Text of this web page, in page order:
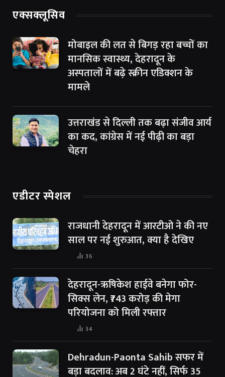
एक्सक्लूसिव
मोबाइल की लत से बिगड़ रहा बच्चों का
मानसिक स्वास्थ्य, देहरादून के
अस्पतालों में बढ़े स्क्रीन एडिक्शन के
मामले
उत्तराखंड से दिल्ली तक बढ़ा संजीव आर्य
का कद, कांग्रेस में नई पीढ़ी का बड़ा
चेहरा
एडीटर स्पेशल
राजधानी देहरादून में आरटीओ ने की नए
साल पर नई शुरुआत, क्या है देखिए
36
देहरादून-ऋषिकेश हाईवे बनेगा फोर-
सिक्स लेन, ₹743 करोड़ की मेगा
परियोजना को मिली रफ्तार
34
Dehradun-Paonta Sahib सफर में
बड़ा बदलाव: अब 2 घंटे नहीं, सिर्फ 35